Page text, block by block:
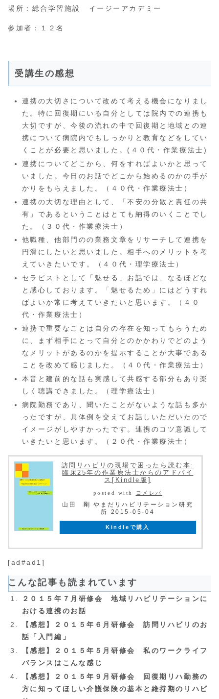
場所：総合学習施設 イージーアカデミー
参加者：１２名
受講生の感想
連携の大切さについて改めて考える機会になりまし
た。特に回復期にいる自分としては院内での連携も
大切ですが、今後の流れの中で回復期と地域との連
携について病院内でもしっかりと教育などをしてい
くことが必要と思いました。(４０代・作業療法士)
連携についてどこから、何をすればよいかと思って
いました。今日のお話でどこから始めるのかの手が
かりをもらえました。（４０代・作業療法士）
連携の大切な理由として、「不安の分散と責任の共
有」であるということはとても納得のいくことでし
た。（３０代・作業療法士）
他職種、他部門のの業務文章をリサーチして連携を
円滑にしたいと思いました。相手へのメリットを考
えていきたいです。（４０代・理学療法士）
セラピストとして「魅せる」お話では、なるほどな
と感心しております。「魅せるため」にはどうすれ
ばよいか常に考えていきたいと思います。（４０
代・作業療法士）
連携で重要なことは自分の存在を知ってもらうため
に、まず相手にとって自分とのかかわりでどのよう
なメリットがあるのかを提示することが大事である
ことを改めて感じました。（４０代・作業療法士）
本音と建前的な話も実感して共感する部分もあり楽
しく聴講できました。（理学療法士）
病院勤務であり、聞いたことがないような話も多か
ったですが、具体例を交えてお話しいただいたので
イメージがしやすかったです。連携のコツ意識して
いきたいと思います。（２０代・作業療法士）
訪問リハビリの現場で困ったら読む本:
臨床25年の作業療法士からのアドバイ
ス[Kindle版]
posted with ヨメレバ
山田 剛 やまだリハビリテーション研究
所 2015-05-04
Kindleで購入
[ad#ad1]
こんな記事も読まれています
２０１５年７月研修会 地域リハビリテーションに
おける連携のお話
【感想】２０１５年６月研修会 訪問リハビリのお
話「入門編」
【感想】２０１５年５月研修会 私のワークライフ
バランスはこんな感じ
【感想】２０１５年９月研修会 回復期リハ勤務の
方に知ってほしい介護保険の基本と維持期のリハビ